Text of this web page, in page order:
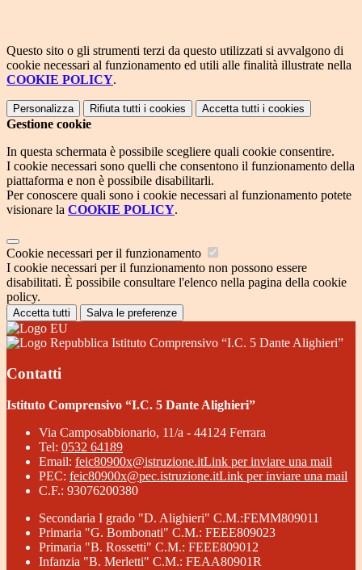
Questo sito o gli strumenti terzi da questo utilizzati si avvalgono di
cookie necessari al funzionamento ed utili alle finalità illustrate nella
COOKIE POLICY.
Personalizza Rifiuta tutti i cookies Accetta tutti i cookies
Gestione cookie
In questa schermata è possibile scegliere quali cookie consentire.
I cookie necessari sono quelli che consentono il funzionamento della
piattaforma e non è possibile disabilitarli.
Per conoscere quali sono i cookie necessari al funzionamento potete
visionare la COOKIE POLICY.
Cookie necessari per il funzionamento
I cookie necessari per il funzionamento non possono essere
disabilitati. È possibile consultare l'elenco nella pagina della cookie
policy.
Accetta tutti Salva le preferenze
Istituto Comprensivo “I.C. 5 Dante Alighieri”
Contatti
Istituto Comprensivo “I.C. 5 Dante Alighieri”
Via Camposabbionario, 11/a - 44124 Ferrara
Tel: 0532 64189
Email: feic80900x@istruzione.itLink per inviare una mail
PEC: feic80900x@pec.istruzione.itLink per inviare una mail
C.F.: 93076200380
Secondaria I grado "D. Alighieri" C.M.:FEMM809011
Primaria "G. Bombonati" C.M.: FEEE809023
Primaria "B. Rossetti" C.M.: FEEE809012
Infanzia "B. Merletti" C.M.: FEAA80901R